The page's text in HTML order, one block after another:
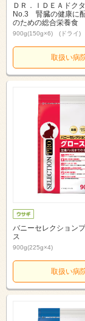
ＤＲ．ＩＤＥＡドク
No.3 腎臓の健康に
のための総合栄養食
900g(150g×6) (ドライ)
取扱い病
バニーセレクション
ス
900g(225g×4)
取扱い病